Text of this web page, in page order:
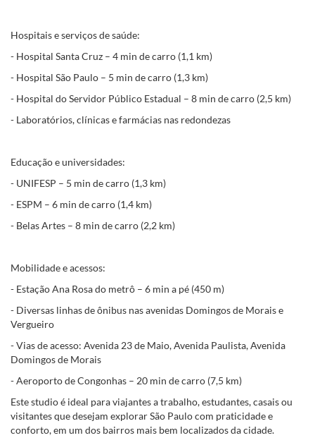
Hospitais e serviços de saúde:
- Hospital Santa Cruz – 4 min de carro (1,1 km)
- Hospital São Paulo – 5 min de carro (1,3 km)
- Hospital do Servidor Público Estadual – 8 min de carro (2,5 km)
- Laboratórios, clínicas e farmácias nas redondezas
Educação e universidades:
- UNIFESP – 5 min de carro (1,3 km)
- ESPM – 6 min de carro (1,4 km)
- Belas Artes – 8 min de carro (2,2 km)
Mobilidade e acessos:
- Estação Ana Rosa do metrô – 6 min a pé (450 m)
- Diversas linhas de ônibus nas avenidas Domingos de Morais e
Vergueiro
- Vias de acesso: Avenida 23 de Maio, Avenida Paulista, Avenida
Domingos de Morais
- Aeroporto de Congonhas – 20 min de carro (7,5 km)
Este studio é ideal para viajantes a trabalho, estudantes, casais ou
visitantes que desejam explorar São Paulo com praticidade e
conforto, em um dos bairros mais bem localizados da cidade.